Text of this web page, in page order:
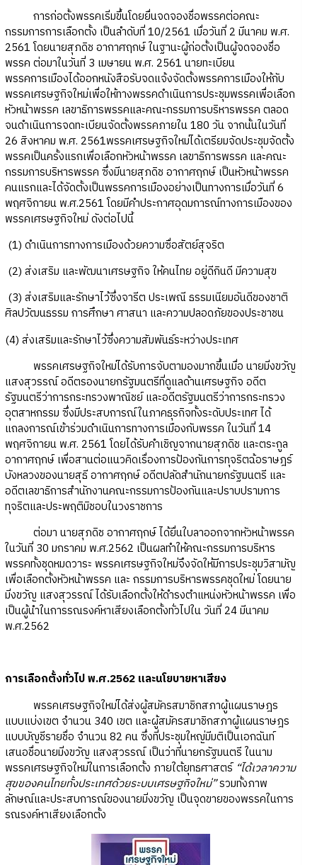
การก่อตั้งพรรคเริ่มขึ้นโดยยื่นจดจองชื่อพรรคต่อคณะ
กรรมการการเลือกตั้ง เป็นลำดับที่ 10/2561 เมื่อวันที่ 2 มีนาคม พ.ศ.
2561 โดยนายสุภดิช อากาศฤกษ์ ในฐานะผู้ก่อตั้งเป็นผู้จดจองชื่อ
พรรค ต่อมาในวันที่ 3 เมษายน พ.ศ. 2561 นายทะเบียน
พรรคการเมืองได้ออกหนังสือรับจดแจ้งจัดตั้งพรรคการเมืองให้กับ
พรรคเศรษฐกิจใหม่เพื่อให้ทางพรรคดำเนินการประชุมพรรคเพื่อเลือก
หัวหน้าพรรค เลขาธิการพรรคและคณะกรรมการบริหารพรรค ตลอด
จนดำเนินการจดทะเบียนจัดตั้งพรรคภายใน 180 วัน จากนั้นในวันที่
26 สิงหาคม พ.ศ. 2561พรรคเศรษฐกิจใหม่ได้เตรียมจัดประชุมจัดตั้ง
พรรคเป็นครั้งแรกเพื่อเลือกหัวหน้าพรรค เลขาธิการพรรค และคณะ
กรรมการบริหารพรรค ซึ่งมีนายสุภดิช อากาศฤกษ์ เป็นหัวหน้าพรรค
คนแรกและได้จัดตั้งเป็นพรรคการเมืองอย่างเป็นทางการเมื่อวันที่ 6
พฤศจิกายน พ.ศ.2561 โดยมีคําประกาศอุดมการณ์ทางการเมืองของ
พรรคเศรษฐกิจใหม่ ดังต่อไปนี้
(1) ดําเนินการทางการเมืองด้วยความซื่อสัตย์สุจริต
(2) ส่งเสริม และพัฒนาเศรษฐกิจ ให้คนไทย อยู่ดีกินดี มีความสุข
(3) ส่งเสริมและรักษาไว้ซึ่งจารีต ประเพณี ธรรมเนียมอันดีของชาติ
ศิลปวัฒนธรรม การศึกษา ศาสนา และความปลอดภัยของประชาชน
(4) ส่งเสริมและรักษาไว้ซึ่งความสัมพันธ์ระหว่างประเทศ
พรรคเศรษฐกิจใหม่ได้รับการจับตามองมากขึ้นเมื่อ นายมิ่งขวัญ
แสงสุวรรณ์ อดีตรองนายกรัฐมนตรีที่ดูแลด้านเศรษฐกิจ อดีต
รัฐมนตรีว่าการกระทรวงพาณิชย์ และอดีตรัฐมนตรีว่าการกระทรวง
อุตสาหกรรม ซึ่งมีประสบการณ์ในภาคธุรกิจทั้งระดับประเทศ ได้
แถลงการณ์เข้าร่วมดำเนินการทางการเมืองกับพรรค ในวันที่ 14
พฤศจิกายน พ.ศ. 2561 โดยได้รับคำเชิญจากนายสุภดิช และตระกูล
อากาศฤกษ์ เพื่อสานต่อแนวคิดเรื่องการป้องกันการทุจริตฉ้อราษฎร์
บังหลวงของนายสุธี อากาศฤกษ์ อดีตปลัดสำนักนายกรัฐมนตรี และ
อดีตเลขาธิการสำนักงานคณะกรรมการป้องกันและปราบปรามการ
ทุจริตและประพฤติมิชอบในวงราชการ
ต่อมา นายสุภดิช อากาศฤกษ์ ได้ยื่นใบลาออกจากหัวหน้าพรรค
ในวันที่ 30 มกราคม พ.ศ.2562 เป็นผลทำให้คณะกรรมการบริหาร
พรรคทั้งชุดหมดวาระ พรรคเศรษฐกิจใหม่จึงจัดให้มีการประชุมวิสามัญ
เพื่อเลือกตั้งหัวหน้าพรรค และ กรรมการบริหารพรรคชุดใหม่ โดยนาย
มิ่งขวัญ แสงสุวรรณ์ ได้รับเลือกตั้งให้ดำรงตำแหน่งหัวหน้าพรรค เพื่อ
เป็นผู้นำในการรณรงค์หาเสียงเลือกตั้งทั่วไปใน วันที่ 24 มีนาคม
พ.ศ.2562
การเลือกตั้งทั่วไป พ.ศ.2562 และนโยบายหาเสียง
พรรคเศรษฐกิจใหม่ได้ส่งผู้สมัครสมาชิกสภาผู้แผนราษฎร
แบบแบ่งเขต จำนวน 340 เขต และผู้สมัครสมาชิกสภาผู้แผนราษฎร
แบบบัญชีรายชื่อ จำนวน 82 คน ซึ่งที่ประชุมใหญ่มีมติเป็นเอกฉันท์
เสนอชื่อนายมิ่งขวัญ แสงสุวรรณ์ เป็นว่าที่นายกรัฐมนตรี ในนาม
พรรคเศรษฐกิจใหม่ในการเลือกตั้ง ภายใต้ยุทธศาสตร์ “ได้เวลาความ
สุขของคนไทยทั้งประเทศด้วยระบบเศรษฐกิจใหม่”รวมทั้งภาพ
ลักษณ์และประสบการณ์ของนายมิ่งขวัญ เป็นจุดขายของพรรคในการ
รณรงค์หาเสียงเลือกตั้ง